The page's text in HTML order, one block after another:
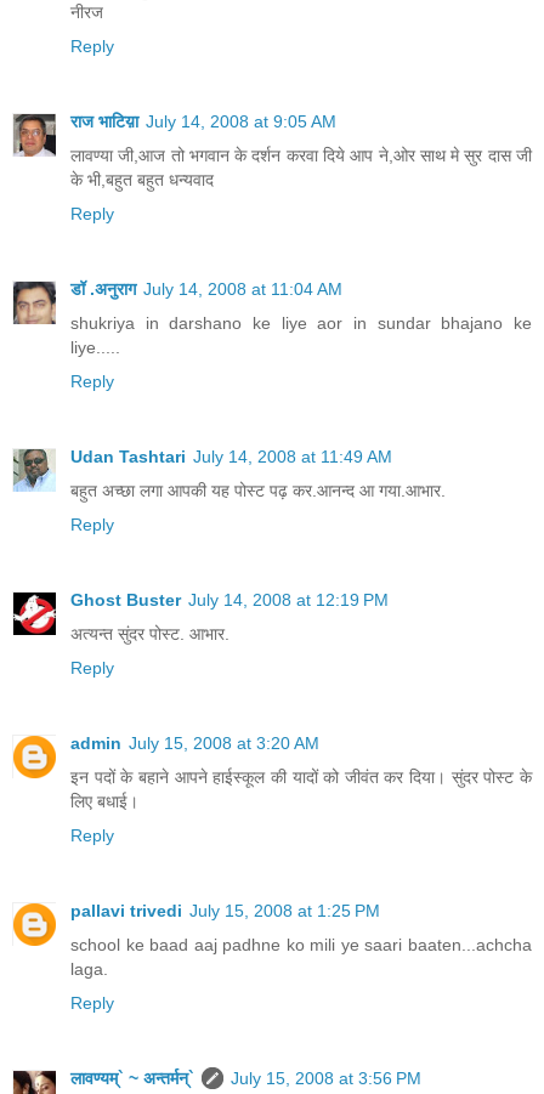
नीरज
Reply
राज भाटिय़ा July 14, 2008 at 9:05 AM
लावण्या जी,आज तो भगवान के दर्शन करवा दिये आप ने,ओर साथ मे सुर दास जी
के भी,बहुत बहुत धन्यवाद
Reply
डॉ .अनुराग July 14, 2008 at 11:04 AM
shukriya in darshano ke liye aor in sundar bhajano ke
liye.....
Reply
Udan Tashtari July 14, 2008 at 11:49 AM
बहुत अच्छा लगा आपकी यह पोस्ट पढ़ कर.आनन्द आ गया.आभार.
Reply
Ghost Buster July 14, 2008 at 12:19 PM
अत्यन्त सुंदर पोस्ट. आभार.
Reply
admin July 15, 2008 at 3:20 AM
इन पदों के बहाने आपने हाईस्कूल की यादों को जीवंत कर दिया। सुंदर पोस्ट के
लिए बधाई।
Reply
pallavi trivedi July 15, 2008 at 1:25 PM
school ke baad aaj padhne ko mili ye saari baaten...achcha
laga.
Reply
लावण्यम्` ~ अन्तर्मन्`
July 15, 2008 at 3:56 PM